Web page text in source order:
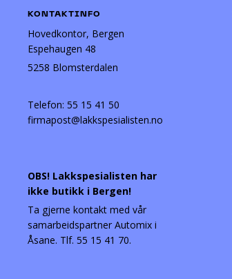
KONTAKTINFO
Hovedkontor, Bergen
Espehaugen 48
5258 Blomsterdalen
Telefon: 55 15 41 50
firmapost@lakkspesialisten.no
OBS! Lakkspesialisten har
ikke butikk i Bergen!
Ta gjerne kontakt med vår
samarbeidspartner Automix i
Åsane. Tlf. 55 15 41 70.